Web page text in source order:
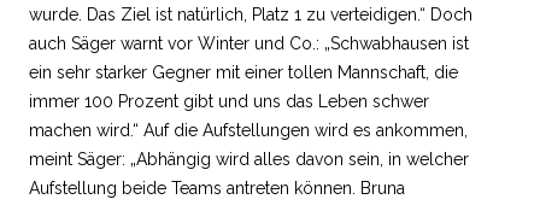
wurde. Das Ziel ist natürlich, Platz 1 zu verteidigen.“ Doch
auch Säger warnt vor Winter und Co.: „Schwabhausen ist
ein sehr starker Gegner mit einer tollen Mannschaft, die
immer 100 Prozent gibt und uns das Leben schwer
machen wird.“ Auf die Aufstellungen wird es ankommen,
meint Säger: „Abhängig wird alles davon sein, in welcher
Aufstellung beide Teams antreten können. Bruna